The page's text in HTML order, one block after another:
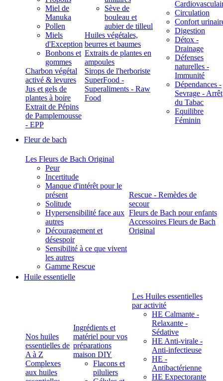
Miel de
Manuka
Pollen
Miels
d'Exception
Bonbons et
gommes
Charbon végétal
activé & levures
Jus et gels de
plantes à boire
Extrait de Pépins
de Pamplemousse
- EPP
Sève de
bouleau et
aubier de tilleul
Huiles végétales,
beurres et baumes
Extraits de plantes en
ampoules
Sirops de l'herboriste
SuperFood -
Superaliments - Raw
Food
Circulation
Confort
Digestion
Détox -
Drainage
Défenses
naturelles -
Immunité
Dépendances -
Sevrage - Arrêt
du Tabac
Equilibre
Féminin
Fleur de bach
Les Fleurs de Bach Original
Peur
Incertitude
Manque d'intérêt pour le
présent
Solitude
Hypersensibilité face aux
autres
Découragement et
désespoir
Sensibilité à ce que vivent
les autres
Gamme Rescue
Rescue - Remèdes de
secour
Fleurs de Bach pour enfants
Accessoires Fleurs de Bach
Original
Huile essentielle
Nos huiles
essentielles de
A à Z
Complexes
aux huiles
Ingrédients et
matériel pour vos
préparations
maison DIY
Flacons et
piluliers
Les Huiles essentielles
par activité
HE Calmante -
Relaxante -
Sédative
HE Anti-virale -
Anti-infectieuse
HE -
Antibactérienne
HE Expectorante